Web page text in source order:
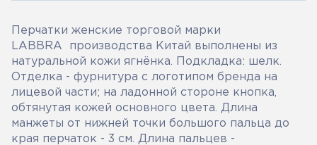
Перчатки женские торговой марки
LABBRA производства Китай выполнены из
натуральной кожи ягнёнка. Подкладка: шелк.
Отделка - фурнитура с логотипом бренда на
лицевой части; на ладонной стороне кнопка,
обтянутая кожей основного цвета. Длина
манжеты от нижней точки большого пальца до
края перчаток - 3 см. Длина пальцев -